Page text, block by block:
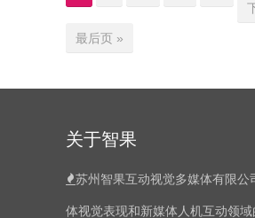
最后页 »
关于智果
苏州智果互动视觉多媒体有限公
体视觉表现和新媒体人机互动领